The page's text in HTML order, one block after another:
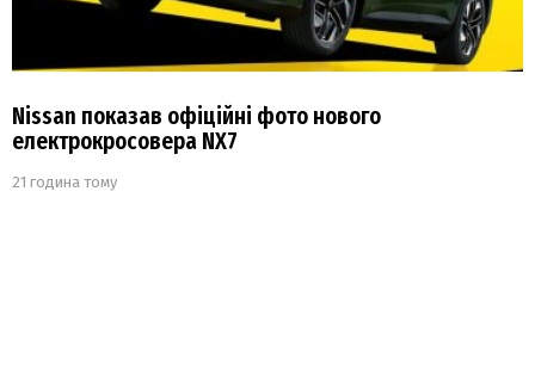
Nissan показав офіційні фото нового
електрокросовера NX7
21 година тому